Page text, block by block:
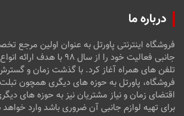
درباره ما
فروشگاه اینترنتی پاورتل به عنوان اولین مرجع
جانبی فعالیت خود را از سال ۹۸
تلفن های همراه آغاز کرد. با گذشت زمان و
فروشگاه، پاورتل به حوزه های دیگری همچون
اقتضای زمان و نیاز مشتریان نیز به حوزه های
برای تهیه لوازم جانبی آن ضروری باشد وارد